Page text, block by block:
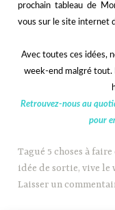
prochain tableau de
vous sur le site internet
Avec toutes ces idées,
week-end malgré tout.
Retrouvez-nous au
pour
Tagué 5 choses à
idée de sortie,vive le
Laisser un